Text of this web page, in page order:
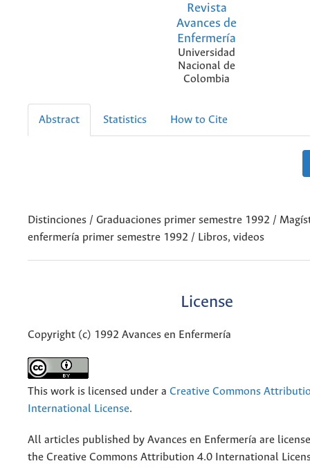
Revista
Avances de
Enfermería
Universidad
Nacional de
Colombia
Abstract Statistics How to Cite
Distinciones / Graduaciones primer semestre 1992 /
enfermería primer semestre 1992 / Libros, videos
License
Copyright (c) 1992 Avances en Enfermería
This work is licensed under a Creative Commons
International License.
All articles published by Avances en Enfermería are
the Creative Commons Attribution 4.0 International